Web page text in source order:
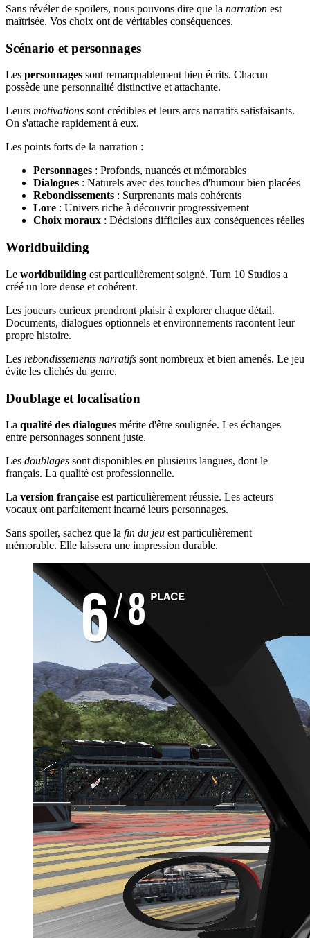
Sans révéler de spoilers, nous pouvons dire que la narration est
maîtrisée. Vos choix ont de véritables conséquences.
Scénario et personnages
Les personnages sont remarquablement bien écrits. Chacun
possède une personnalité distinctive et attachante.
Leurs motivations sont crédibles et leurs arcs narratifs satisfaisants.
On s'attache rapidement à eux.
Les points forts de la narration :
Personnages : Profonds, nuancés et mémorables
Dialogues : Naturels avec des touches d'humour bien placées
Rebondissements : Surprenants mais cohérents
Lore : Univers riche à découvrir progressivement
Choix moraux : Décisions difficiles aux conséquences réelles
Worldbuilding
Le worldbuilding est particulièrement soigné. Turn 10 Studios a
créé un lore dense et cohérent.
Les joueurs curieux prendront plaisir à explorer chaque détail.
Documents, dialogues optionnels et environnements racontent leur
propre histoire.
Les rebondissements narratifs sont nombreux et bien amenés. Le jeu
évite les clichés du genre.
Doublage et localisation
La qualité des dialogues mérite d'être soulignée. Les échanges
entre personnages sonnent juste.
Les doublages sont disponibles en plusieurs langues, dont le
français. La qualité est professionnelle.
La version française est particulièrement réussie. Les acteurs
vocaux ont parfaitement incarné leurs personnages.
Sans spoiler, sachez que la fin du jeu est particulièrement
mémorable. Elle laissera une impression durable.